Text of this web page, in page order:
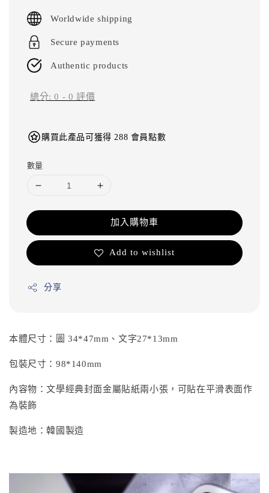
price
Worldwide shipping
Secure payments
Authentic products
總分:0 - 0 評價
購買此產品可獲得 288 會員點數
數量
加入購物車
Add to wishlist
分享
本體尺寸：圖 34*47mm、文字27*13mm
包裝尺寸：98*140mm
內容物：文學經典封面金屬貼紙兩小張，可貼在平滑表面作
為裝飾
製造地：韓國製造